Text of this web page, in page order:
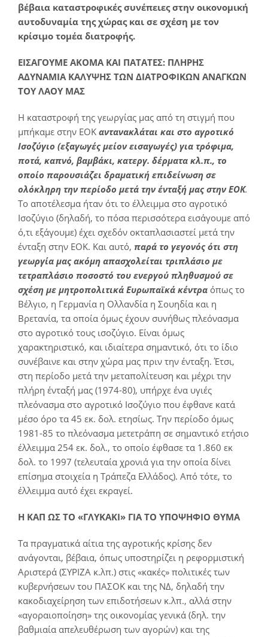
βέβαια καταστροφικές συνέπειες στην οικονομική
αυτοδυναμία της χώρας και σε σχέση με τον
κρίσιμο τομέα διατροφής.
ΕΙΣΑΓΟΥΜΕ ΑΚΟΜΑ ΚΑΙ ΠΑΤΑΤΕΣ: ΠΛΗΡΗΣ
ΑΔΥΝΑΜΙΑ ΚΑΛΥΨΗΣ ΤΩΝ ΔΙΑΤΡΟΦΙΚΩΝ ΑΝΑΓΚΩΝ
ΤΟΥ ΛΑΟΥ ΜΑΣ
Η καταστροφή της γεωργίας μας από τη στιγμή που
μπήκαμε στην ΕΟΚ αντανακλάται και στο αγροτικό
Ισοζύγιο (εξαγωγές μείον εισαγωγές) για τρόφιμα,
ποτά, καπνό, βαμβάκι, κατεργ. δέρματα κλ.π., το
οποίο παρουσιάζει δραματική επιδείνωση σε
ολόκληρη την περίοδο μετά την ένταξή μας στην ΕΟΚ.
Το αποτέλεσμα ήταν ότι το έλλειμμα στο αγροτικό
Ισοζύγιο (δηλαδή, το πόσα περισσότερα εισάγουμε από
ό,τι εξάγουμε) έχει σχεδόν οκταπλασιαστεί μετά την
ένταξη στην ΕΟΚ. Και αυτό, παρά το γεγονός ότι στη
γεωργία μας ακόμη απασχολείται τριπλάσιο με
τετραπλάσιο ποσοστό του ενεργού πληθυσμού σε
σχέση με μητροπολιτικά Ευρωπαϊκά κέντρα όπως το
Βέλγιο, η Γερμανία η Ολλανδία η Σουηδία και η
Βρετανία, τα οποία όμως έχουν συνήθως πλεόνασμα
στο αγροτικό τους ισοζύγιο. Είναι όμως
χαρακτηριστικό, και ιδιαίτερα σημαντικό, ότι το ίδιο
συνέβαινε και στην χώρα μας πριν την ένταξη. Έτσι,
στη περίοδο μετά την μεταπολίτευση και μέχρι την
πλήρη ένταξή μας (1974-80), υπήρχε ένα υγιές
πλεόνασμα στο αγροτικό Ισοζύγιο που έφθανε κατά
μέσο όρο τα 45 εκ. δολ. ετησίως. Την περίοδο όμως
1981-85 το πλεόνασμα μετετράπη σε σημαντικό ετήσιο
έλλειμμα 254 εκ. δολ., το οποίο έφθασε τα 1.860 εκ
δολ. το 1997 (τελευταία χρονιά για την οποία δίνει
επίσημα στοιχεία η Τράπεζα Ελλάδος). Από τότε, το
έλλειμμα αυτό έχει εκραγεί.
Η ΚΑΠ ΩΣ ΤΟ «ΓΛΥΚΑΚΙ» ΓΙΑ ΤΟ ΥΠΟΨΗΦΙΟ ΘΥΜΑ
Τα πραγματικά αίτια της αγροτικής κρίσης δεν
ανάγονται, βέβαια, όπως υποστηρίζει η ρεφορμιστική
Αριστερά (ΣΥΡΙΖΑ κ.λπ.) στις «κακές» πολιτικές των
κυβερνήσεων του ΠΑΣΟΚ και της ΝΔ, δηλαδή την
κακοδιαχείρηση των επιδοτήσεων κ.λπ., αλλά στην
«αγοραιοποίηση» της οικονομίας γενικά (δηλ. την
βαθμιαία απελευθέρωση των αγορών) και της